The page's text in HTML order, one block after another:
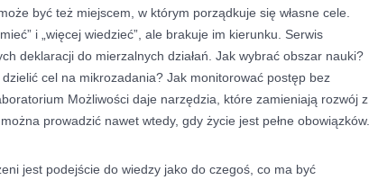
być też miejscem, w którym porządkuje się własne cele.
i „więcej wiedzieć”, ale brakuje im kierunku. Serwis
deklaracji do mierzalnych działań. Jak wybrać obszar nauki?
cel na mikrozadania? Jak monitorować postęp bez
Możliwości daje narzędzia, które zamieniają rozwój z
prowadzić nawet wtedy, gdy życie jest pełne obowiązków.
jest podejście do wiedzy jako do czegoś, co ma być